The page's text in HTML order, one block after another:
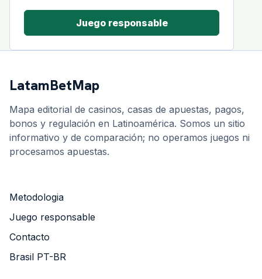
Juego responsable
LatamBetMap
Mapa editorial de casinos, casas de apuestas, pagos,
bonos y regulación en Latinoamérica. Somos un sitio
informativo y de comparación; no operamos juegos ni
procesamos apuestas.
Metodologia
Juego responsable
Contacto
Brasil PT-BR